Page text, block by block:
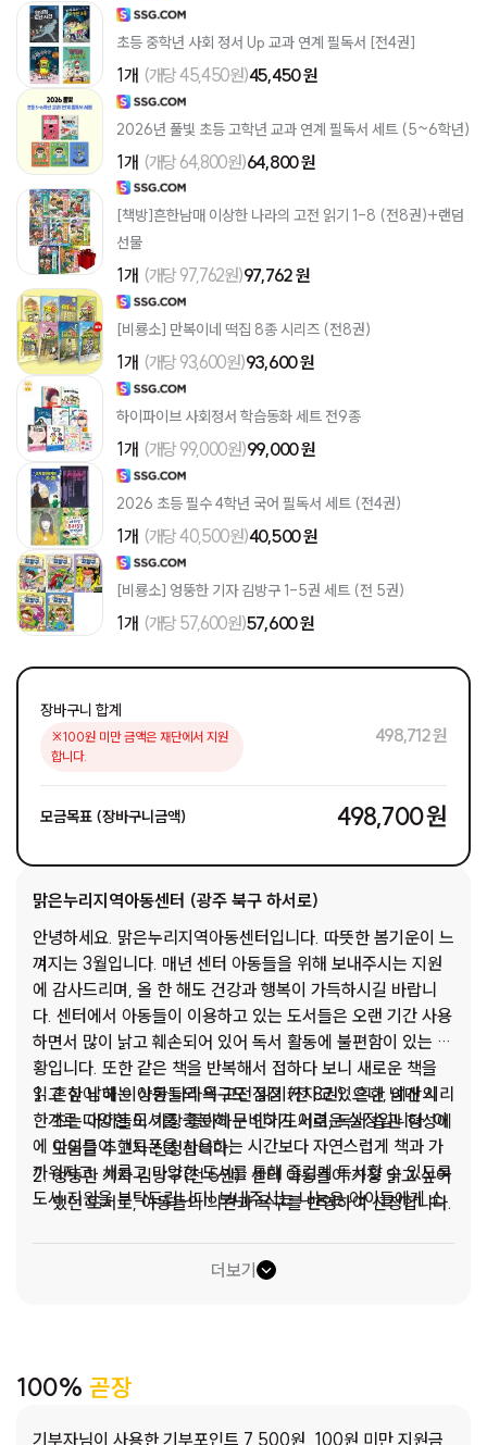
초등 중학년 사회 정서 Up 교과 연계 필독서 [전4권]
1개 (개당 45,450원)45,450 원
2026년 풀빛 초등 고학년 교과 연계 필독서 세트 (5~6학년)
1개 (개당 64,800원)64,800 원
[책방]흔한남매 이상한 나라의 고전 읽기 1-8 (전8권)+랜덤
선물
1개 (개당 97,762원)97,762 원
[비룡소] 만복이네 떡집 8종 시리즈 (전8권)
1개 (개당 93,600원)93,600 원
하이파이브 사회정서 학습동화 세트 전9종
1개 (개당 99,000원)99,000 원
2026 초등 필수 4학년 국어 필독서 세트 (전4권)
1개 (개당 40,500원)40,500 원
[비룡소] 엉뚱한 기자 김방구 1-5권 세트 (전 5권)
1개 (개당 57,600원)57,600 원
장바구니 합계
※100원 미만 금액은 재단에서 지원
합니다.
498,712 원
모금목표 (장바구니금액) 498,700 원
맑은누리지역아동센터 (광주 북구 하서로)
안녕하세요. 맑은누리지역아동센터입니다. 따뜻한 봄기운이 느
껴지는 3월입니다. 매년 센터 아동들을 위해 보내주시는 지원
에 감사드리며, 올 한 해도 건강과 행복이 가득하시길 바랍니
다. 센터에서 아동들이 이용하고 있는 도서들은 오랜 기간 사용
하면서 많이 낡고 훼손되어 있어 독서 활동에 불편함이 있는 상
황입니다. 또한 같은 책을 반복해서 접하다 보니 새로운 책을
읽고 싶어 하는 아동들의 욕구도 점점 커지고 있으나, 예산의
한계로 다양한 도서를 충분히 구비하기 어려운 실정입니다. 이
에 아이들이 핸드폰을 사용하는 시간보다 자연스럽게 책과 가
까워지고, 새롭고 다양한 도서를 통해 즐겁게 독서할 수 있도록
도서 지원을 부탁드립니다! 보내주시는 나눔은 아이들에게 소
도움이 될 것입니다.
흔한 남매 이상한 나라의 고전 읽기(전 8권): 흔한 남매 시리
즈는 아이들이 가장 좋아하는 인기도서로, 독서 습관 형성에
도움을 주고자 신청합니다.
엉뚱한 기자 김방구(전 5권): 센터 아동들이 가장 읽고 싶어
했던 도서로, 아동들의 의견과 욕구를 반영하여 신청합니다.
를 통하여 아동들의 기초 독해력 향상과 문해력 증진에 도움
<만복이네 떡집> 8종 시리즈 (전 8권): 시리즈 전권으로 읽
더보기
100% 곧장
기부자님이 사용한 기부포인트 7,500원, 100원 미만 지원금